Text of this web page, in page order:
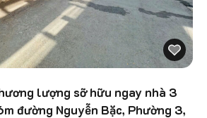
lượng sỡ hữu ngay nhà 3
đường Nguyễn Bặc, Phường 3,